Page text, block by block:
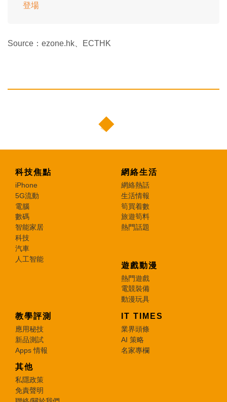
登場
Source：ezone.hk、ECTHK
科技焦點
iPhone
5G流動
電腦
數碼
智能家居
科技
汽車
人工智能
網絡生活
網絡熱話
生活情報
筍買着數
旅遊筍料
熱門話題
遊戲動漫
熱門遊戲
電競裝備
動漫玩具
教學評測
應用秘技
新品測試
Apps 情報
IT TIMES
業界頭條
AI 策略
名家專欄
其他
私隱政策
免責聲明